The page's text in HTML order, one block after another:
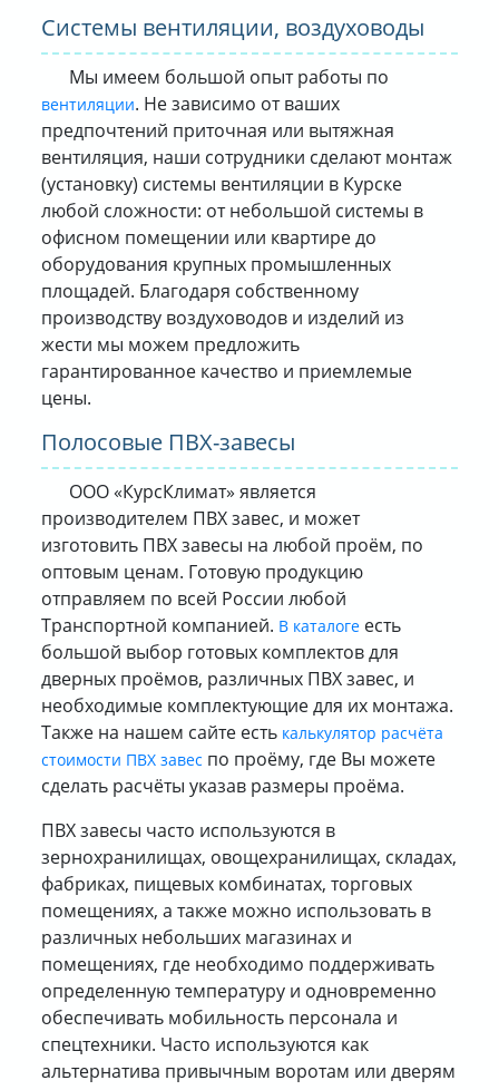
Системы вентиляции, воздуховоды
Мы имеем большой опыт работы по
вентиляции. Не зависимо от ваших
предпочтений приточная или вытяжная
вентиляция, наши сотрудники сделают монтаж
(установку) системы вентиляции в Курске
любой сложности: от небольшой системы в
офисном помещении или квартире до
оборудования крупных промышленных
площадей. Благодаря собственному
производству воздуховодов и изделий из
жести мы можем предложить
гарантированное качество и приемлемые
цены.
Полосовые ПВХ-завесы
ООО «КурсКлимат» является
производителем ПВХ завес, и может
изготовить ПВХ завесы на любой проём, по
оптовым ценам. Готовую продукцию
отправляем по всей России любой
Транспортной компанией. В каталоге есть
большой выбор готовых комплектов для
дверных проёмов, различных ПВХ завес, и
необходимые комплектующие для их монтажа.
Также на нашем сайте есть калькулятор расчёта
стоимости ПВХ завес по проёму, где Вы можете
сделать расчёты указав размеры проёма.
ПВХ завесы часто используются в
зернохранилищах, овощехранилищах, складах,
фабриках, пищевых комбинатах, торговых
помещениях, а также можно использовать в
различных небольших магазинах и
помещениях, где необходимо поддерживать
определенную температуру и одновременно
обеспечивать мобильность персонала и
спецтехники. Часто используются как
альтернатива привычным воротам или дверям